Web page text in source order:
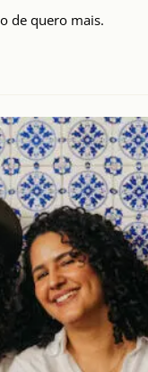
de quero mais.